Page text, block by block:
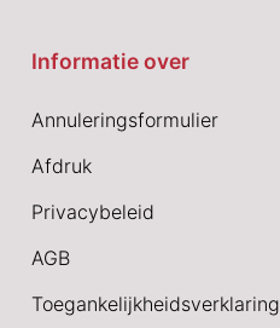
Informatie over
Annuleringsformulier
Afdruk
Privacybeleid
AGB
Toegankelijkheidsverklaring